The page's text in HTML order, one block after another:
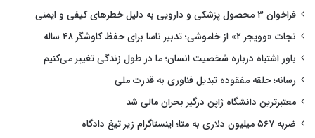
فراخوان ۳ محصول پزشکی و دارویی به دلیل خطرهای کیفی و ایمنی
نجات «وویجر ۲» از خاموشی؛ تدبیر ناسا برای حفظ کاوشگر ۴۸ ساله
باور اشتباه درباره شخصیت انسان؛ ما در طول زندگی تغییر می‌کنیم
رسانه؛ حلقه مفقوده تبدیل فناوری به قدرت ملی
معتبرترین دانشگاه ژاپن درگیر بحران مالی شد
ضربه ۵۶۷ میلیون دلاری به متا؛ اینستاگرام زیر تیغ دادگاه